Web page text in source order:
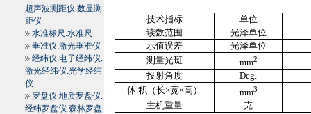
超声波测距仪.数显测
距仪
水准标尺.水准尺
垂准仪.激光垂准仪
经纬仪.电子经纬仪.
激光经纬仪.光学经纬
仪
罗盘仪.地质罗盘仪.
经纬罗盘仪.森林罗盘
技术指标
单位
读数范围
光泽单位
示值误差
光泽单位
测量光斑
mm2
投射角度
Deg.
体 积（长×宽×高）
mm3
主机重量 克